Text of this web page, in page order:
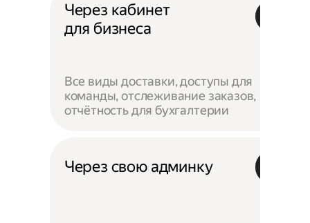
Через кабинет
для бизнеса
Все виды доставки, доступы для
команды, отслеживание заказов,
отчётность для бухгалтерии
Через свою админку